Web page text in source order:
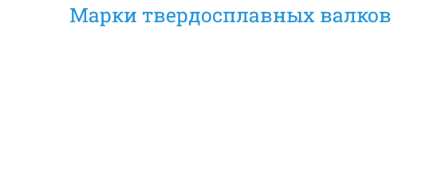
Марки твердосплавных валков